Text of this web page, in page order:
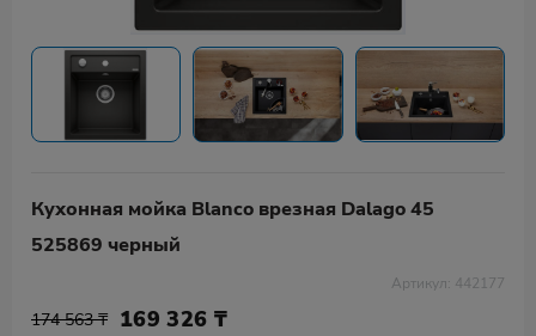
Кухонная мойка Blanco врезная Dalago 45
525869 черный
Артикул: 442177
174 563 ₸ 169 326 ₸